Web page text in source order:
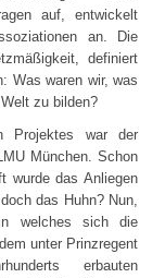
auf, entwickelt
an. Die
definiert
Was waren wir, was
zu bilden?
Projektes war der
München. Schon
wurde das Anliegen
das Huhn? Nun,
welches sich die
unter Prinzregent
erbauten